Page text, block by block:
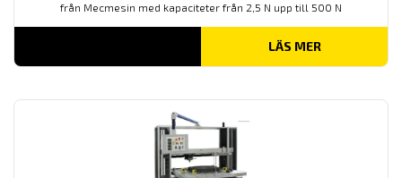
från Mecmesin med kapaciteter från 2,5 N upp till 500 N
LÄS MER